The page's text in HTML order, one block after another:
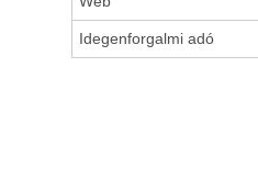
Idegenforgalmi adó